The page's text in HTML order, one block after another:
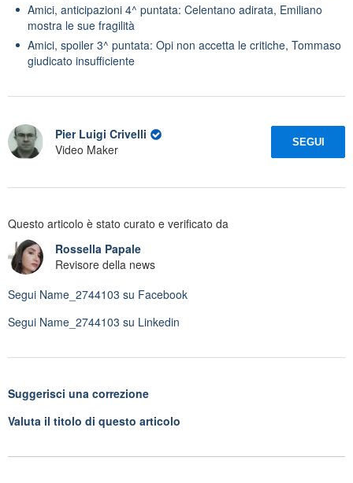
Amici, anticipazioni 4^ puntata: Celentano adirata, Emiliano
mostra le sue fragilità
Amici, spoiler 3^ puntata: Opi non accetta le critiche, Tommaso
giudicato insufficiente
Pier Luigi Crivelli
Video Maker
SEGUI
Questo articolo è stato curato e verificato da
Rossella Papale
Revisore della news
Segui Name_2744103 su Facebook
Segui Name_2744103 su Linkedin
Suggerisci una correzione
Valuta il titolo di questo articolo